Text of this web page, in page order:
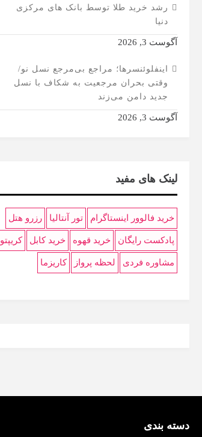
رشد خرید طلا توسط بانک های مرکزی
دنیا
آگوست 3, 2026
اینفلوئنسرها؛ مراجع بی‌مرجع نسل نو/
وقتی بحران مرجعیت به شکاف با نسل
جدید دامن می‌زند
آگوست 3, 2026
لینک های مفید
خرید فالوور اینستاگرام تور آنتالیا رزرو هتل
پادکست رایگان خرید قهوه خرید کابل کریپتو
مشاوره فردی لحظه پرواز کاریزما
دسته بندی